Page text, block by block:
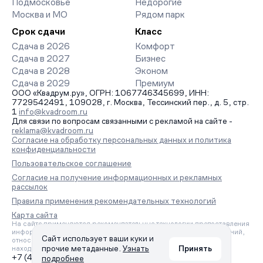
Подмосковье
Москва и МО
Недорогие
Рядом парк
Срок сдачи
Сдача в 2026
Сдача в 2027
Сдача в 2028
Сдача в 2029
Класс
Комфорт
Бизнес
Эконом
Премиум
ООО «Квадрум.ру», ОГРН: 1067746345699, ИНН:
7729542491, 109028, г. Москва, Тессинский пер., д. 5, стр.
1 info@kvadroom.ru
Для связи по вопросам связанными с рекламой на сайте -
reklama@kvadroom.ru
Согласие на обработку персональных данных и политика
конфиденциальности
Пользовательское соглашение
Согласие на получение информационных и рекламных
рассылок
Правила применения рекомендательных технологий
Карта сайта
На сайте применяются рекомендательные технологии предоставления
информации на основе сбора, систематизации и анализа сведений,
относящихся к предпочтениям пользователей сети «Интернет»,
находящихся на территории Российской Федерации.
+7 (495) 157-88-80
Сайт использует ваши куки и
прочие метаданные. Узнать
подробнее
Принять